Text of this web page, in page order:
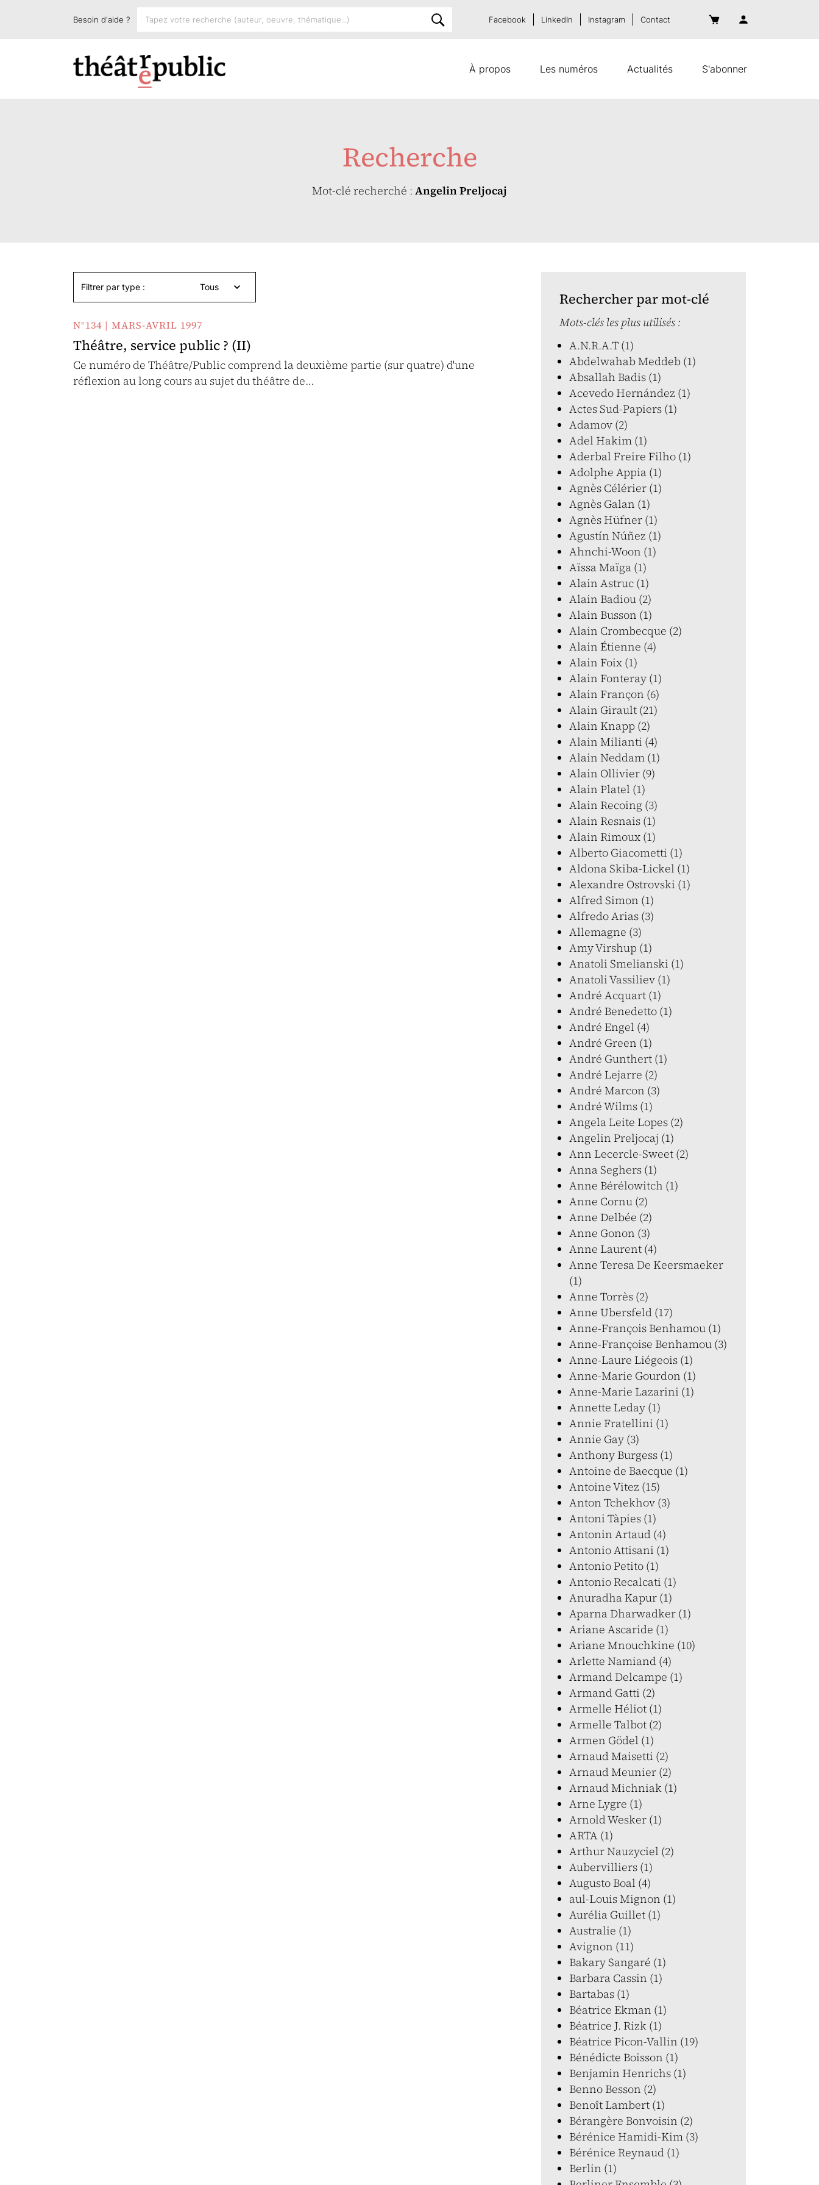
À propos Les numéros Actualités S'abonner
Besoin d'aide ? Facebook LinkedIn Instagram Contact
Recherche
Mot-clé recherché : Angelin Preljocaj
Filtrer par type : Tous
N°134 | MARS-AVRIL 1997
Théâtre, service public ? (II)
Ce numéro de Théâtre/Public comprend la deuxième partie (sur quatre) d'une
réflexion au long cours au sujet du théâtre de…
Rechercher par mot-clé
Mots-clés les plus utilisés :
A.N.R.A.T (1)
Abdelwahab Meddeb (1)
Absallah Badis (1)
Acevedo Hernández (1)
Actes Sud-Papiers (1)
Adamov (2)
Adel Hakim (1)
Aderbal Freire Filho (1)
Adolphe Appia (1)
Agnès Célérier (1)
Agnès Galan (1)
Agnès Hüfner (1)
Agustín Núñez (1)
Ahnchi-Woon (1)
Aïssa Maïga (1)
Alain Astruc (1)
Alain Badiou (2)
Alain Busson (1)
Alain Crombecque (2)
Alain Étienne (4)
Alain Foix (1)
Alain Fonteray (1)
Alain Françon (6)
Alain Girault (21)
Alain Knapp (2)
Alain Milianti (4)
Alain Neddam (1)
Alain Ollivier (9)
Alain Platel (1)
Alain Recoing (3)
Alain Resnais (1)
Alain Rimoux (1)
Alberto Giacometti (1)
Aldona Skiba-Lickel (1)
Alexandre Ostrovski (1)
Alfred Simon (1)
Alfredo Arias (3)
Allemagne (3)
Amy Virshup (1)
Anatoli Smelianski (1)
Anatoli Vassiliev (1)
André Acquart (1)
André Benedetto (1)
André Engel (4)
André Green (1)
André Gunthert (1)
André Lejarre (2)
André Marcon (3)
André Wilms (1)
Angela Leite Lopes (2)
Angelin Preljocaj (1)
Ann Lecercle-Sweet (2)
Anna Seghers (1)
Anne Bérélowitch (1)
Anne Cornu (2)
Anne Delbée (2)
Anne Gonon (3)
Anne Laurent (4)
Anne Teresa De Keersmaeker
(1)
Anne Torrès (2)
Anne Ubersfeld (17)
Anne-François Benhamou (1)
Anne-Françoise Benhamou (3)
Anne-Laure Liégeois (1)
Anne-Marie Gourdon (1)
Anne-Marie Lazarini (1)
Annette Leday (1)
Annie Fratellini (1)
Annie Gay (3)
Anthony Burgess (1)
Antoine de Baecque (1)
Antoine Vitez (15)
Anton Tchekhov (3)
Antoni Tàpies (1)
Antonin Artaud (4)
Antonio Attisani (1)
Antonio Petito (1)
Antonio Recalcati (1)
Anuradha Kapur (1)
Aparna Dharwadker (1)
Ariane Ascaride (1)
Ariane Mnouchkine (10)
Arlette Namiand (4)
Armand Delcampe (1)
Armand Gatti (2)
Armelle Héliot (1)
Armelle Talbot (2)
Armen Gödel (1)
Arnaud Maisetti (2)
Arnaud Meunier (2)
Arnaud Michniak (1)
Arne Lygre (1)
Arnold Wesker (1)
ARTA (1)
Arthur Nauzyciel (2)
Aubervilliers (1)
Augusto Boal (4)
aul-Louis Mignon (1)
Aurélia Guillet (1)
Australie (1)
Avignon (11)
Bakary Sangaré (1)
Barbara Cassin (1)
Bartabas (1)
Béatrice Ekman (1)
Béatrice J. Rizk (1)
Béatrice Picon-Vallin (19)
Bénédicte Boisson (1)
Benjamin Henrichs (1)
Benno Besson (2)
Benoît Lambert (1)
Bérangère Bonvoisin (2)
Bérénice Hamidi-Kim (3)
Bérénice Reynaud (1)
Berlin (1)